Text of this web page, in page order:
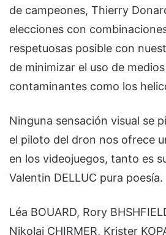
de campeones, Thierry
elecciones con
respetuosas posible con
de minimizar el uso de
contaminantes como los
Ninguna sensación visual se
el piloto del dron nos ofrece
en los videojuegos, tanto es
Valentin DELLUC pura poesía.
Léa BOUARD, Rory
Nikolai CHIRMER, Krister